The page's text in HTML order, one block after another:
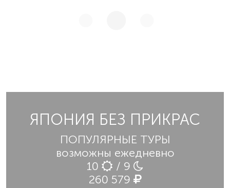
ЯПОНИЯ БЕЗ ПРИКРАС
ПОПУЛЯРНЫЕ ТУРЫ
возможны ежедневно
10
/ 9
260 579